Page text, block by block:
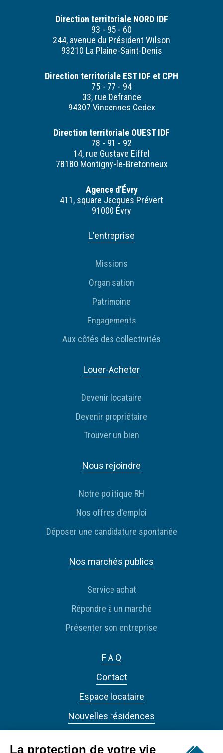
Direction territoriale NORD IDF
93 - 95 - 60
244, avenue du Président Wilson
93210 La Plaine-Saint-Denis
Direction territoriale EST IDF et CPH
75 - 77 - 94
33, rue Defrance
94307 Vincennes Cedex
Direction territoriale OUEST IDF
78 - 91 - 92
14, rue Gustave Eiffel
78180 Montigny-le-Bretonneux
Agence d’Évry
411, square Jacques Prévert
91000 Évry
L'entreprise
Missions
Organisation
Patrimoine
Engagements
Aux côtés des collectivités
Louer-Acheter
Devenir locataire
Devenir propriétaire
Trouver un bien
Nous rejoindre
Notre politique RH
Nos offres d'emploi
Déposer une candidature spontanée
Nos marchés publics
Service achat
Répondre à un marché
Présenter son entreprise
F A Q
Contact
Espace locataire
Nouvelles résidences
La protection de votre vie